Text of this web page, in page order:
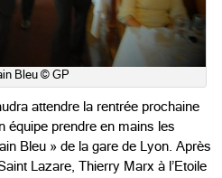
Bleu © GP
attendre la rentrée prochaine
équipe prendre en mains les
Bleu » de la gare de Lyon. Après
Lazare, Thierry Marx à l’Etoile